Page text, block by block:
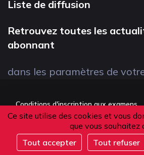
Ce site utilise des cookies et vous
que vous souhaitez
Tout accepter
Tout refuser
Liste de diffusion
Retrouvez toutes les
abonnant
dans les paramètres de
Conditions d'inscription aux examens
Politique de confidentialité
Conditions générales de vente
Suivez-nous